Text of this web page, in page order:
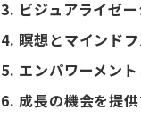
3. ビジュアライゼ
4. 瞑想とマインド
5. エンパワーメン
6. 成長の機会を提